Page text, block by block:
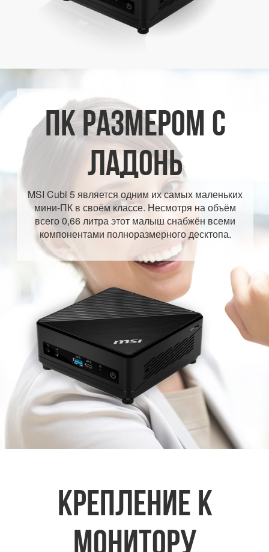
ПК РАЗМЕРОМ С
ЛАДОНЬ
MSI Cubi 5 является одним их самых маленьких
мини-ПК в своём классе. Несмотря на объём
всего 0,66 литра этот малыш снабжён всеми
компонентами полноразмерного десктопа.
КРЕПЛЕНИЕ К
МОНИТОРУ